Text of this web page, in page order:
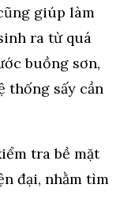
giúp làm
ra từ quá
buồng sơn,
thống sấy cần
tra bề mặt
đại, nhằm tìm